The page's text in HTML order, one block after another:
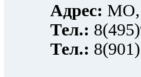
Адрес: МО,
Тел.:
Тел.: